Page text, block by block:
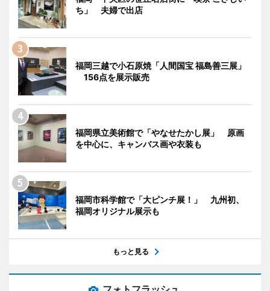
ち」 夫婦で出店
福岡三越で小石原焼「人間国宝 福島善三展」
156点を展示販売
福岡県立美術館で「やなせたかし展」 原画
を中心に、キャンバス画や衣装も
福岡市科学館で「大ピンチ展！」 九州初、
福岡オリジナル展示も
もっと見る